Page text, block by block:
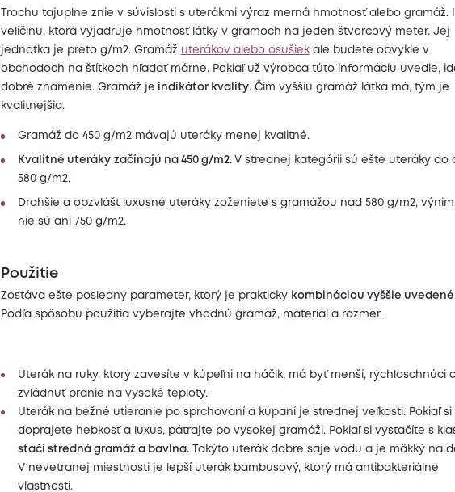
Trochu tajuplne znie v súvislosti s uterákmi výraz merná hmotnosť alebo gramáž.
veličinu, ktorá vyjadruje hmotnosť látky v gramoch na jeden štvorcový meter. Jej
jednotka je preto g/m2. Gramáž uterákov alebo osušiekale budete obvykle v
obchodoch na štítkoch hľadať márne. Pokiaľ už výrobca túto informáciu uvedie,
dobré znamenie. Gramáž je indikátor kvality. Čím vyššiu gramáž látka má, tým je
kvalitnejšia.
Gramáž do 450 g/m2 mávajú uteráky menej kvalitné.
Kvalitné uteráky začínajú na 450 g/m2.V strednej kategórii sú ešte uteráky do
580 g/m2.
Drahšie a obzvlášť luxusné uteráky zoženiete s gramážou nad 580 g/m2,
nie sú ani 750 g/m2.
Použitie
Zostáva ešte posledný parameter, ktorý je prakticky kombináciou vyššie
Podľa spôsobu použitia vyberajte vhodnú gramáž, materiál a rozmer.
Uterák na ruky, ktorý zavesíte v kúpeľni na háčik, má byť menší, rýchloschnúci
zvládnuť pranie na vysoké teploty.
Uterák na bežné utieranie po sprchovaní a kúpaní je strednej veľkosti. Pokiaľ si
doprajete hebkosť a luxus, pátrajte po vysokej gramáži. Pokiaľ si vystačíte s
stačí stredná gramáž a bavlna. Takýto uterák dobre saje vodu a je mäkký na
V nevetranej miestnosti je lepší uterák bambusový, ktorý má antibakteriálne
vlastnosti.